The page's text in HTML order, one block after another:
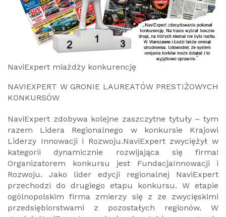
NaviExpert miażdży konkurencję
NAVIEXPERT W GRONIE LAUREATÓW PRESTIŻOWYCH
KONKURSÓW
NaviExpert zdobywa kolejne zaszczytne tytuły – tym
razem Lidera Regionalnego w konkursie Krajowi
Liderzy Innowacji i Rozwoju.NaviExpert zwyciężył w
kategorii dynamicznie rozwijająca się firma!
Organizatorem konkursu jest FundacjaInnowacji i
Rozwoju. Jako lider edycji regionalnej NaviExpert
przechodzi do drugiego etapu konkursu. W etapie
ogólnopolskim firma zmierzy się z ze zwycięskimi
przedsiębiorstwami z pozostałych regionów. W